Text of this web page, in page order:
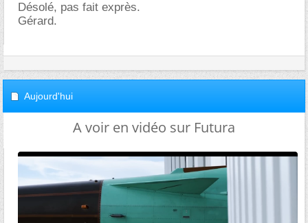
Désolé, pas fait exprès.
Gérard.
Aujourd'hui
A voir en vidéo sur Futura